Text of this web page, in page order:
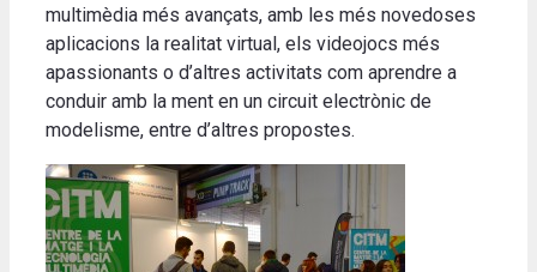
multimèdia més avançats, amb les més novedoses
aplicacions la realitat virtual, els videojocs més
apassionants o d’altres activitats com aprendre a
conduir amb la ment en un circuit electrònic de
modelisme, entre d’altres propostes.